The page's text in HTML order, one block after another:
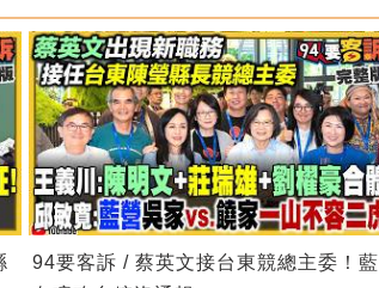
94要客訴 / 蔡英文接台東競總主委！藍